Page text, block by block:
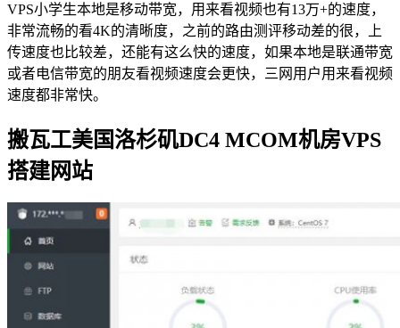
VPS小学生本地是移动带宽，用来看视频也有13万+的速度，
非常流畅的看4K的清晰度，之前的路由测评移动差的很，上
传速度也比较差，还能有这么快的速度，如果本地是联通带宽
或者电信带宽的朋友看视频速度会更快，三网用户用来看视频
速度都非常快。
搬瓦工美国洛杉矶DC4 MCOM机房VPS
搭建网站